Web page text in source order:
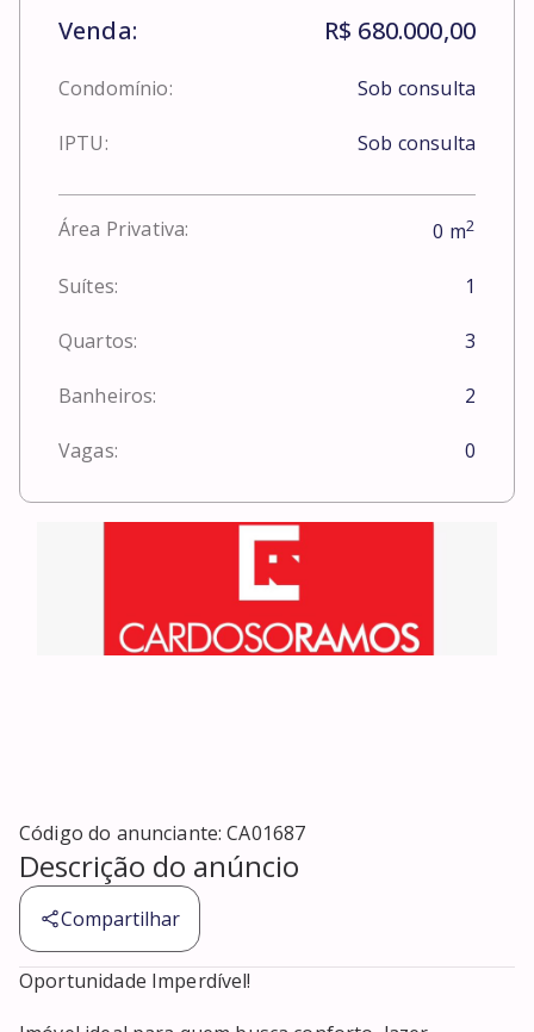
Venda: R$ 680.000,00
Condomínio: Sob consulta
IPTU: Sob consulta
Área Privativa: 0 m2
Suítes: 1
Quartos: 3
Banheiros: 2
Vagas: 0
Código do anunciante:CA01687
Descrição do anúncio
Compartilhar
Oportunidade Imperdível!